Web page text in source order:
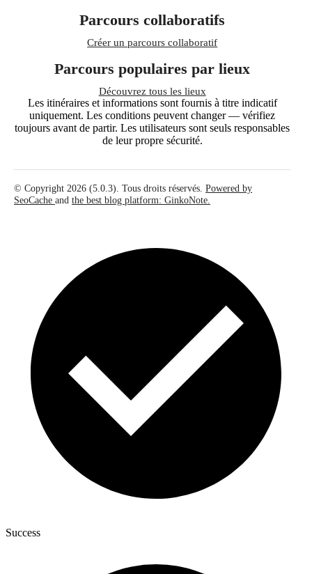
Parcours collaboratifs
Créer un parcours collaboratif
Parcours populaires par lieux
Découvrez tous les lieux
Les itinéraires et informations sont fournis à titre indicatif
uniquement. Les conditions peuvent changer — vérifiez
toujours avant de partir. Les utilisateurs sont seuls responsables
de leur propre sécurité.
© Copyright 2026 (5.0.3). Tous droits réservés. Powered by
SeoCache and the best blog platform: GinkoNote.
Success